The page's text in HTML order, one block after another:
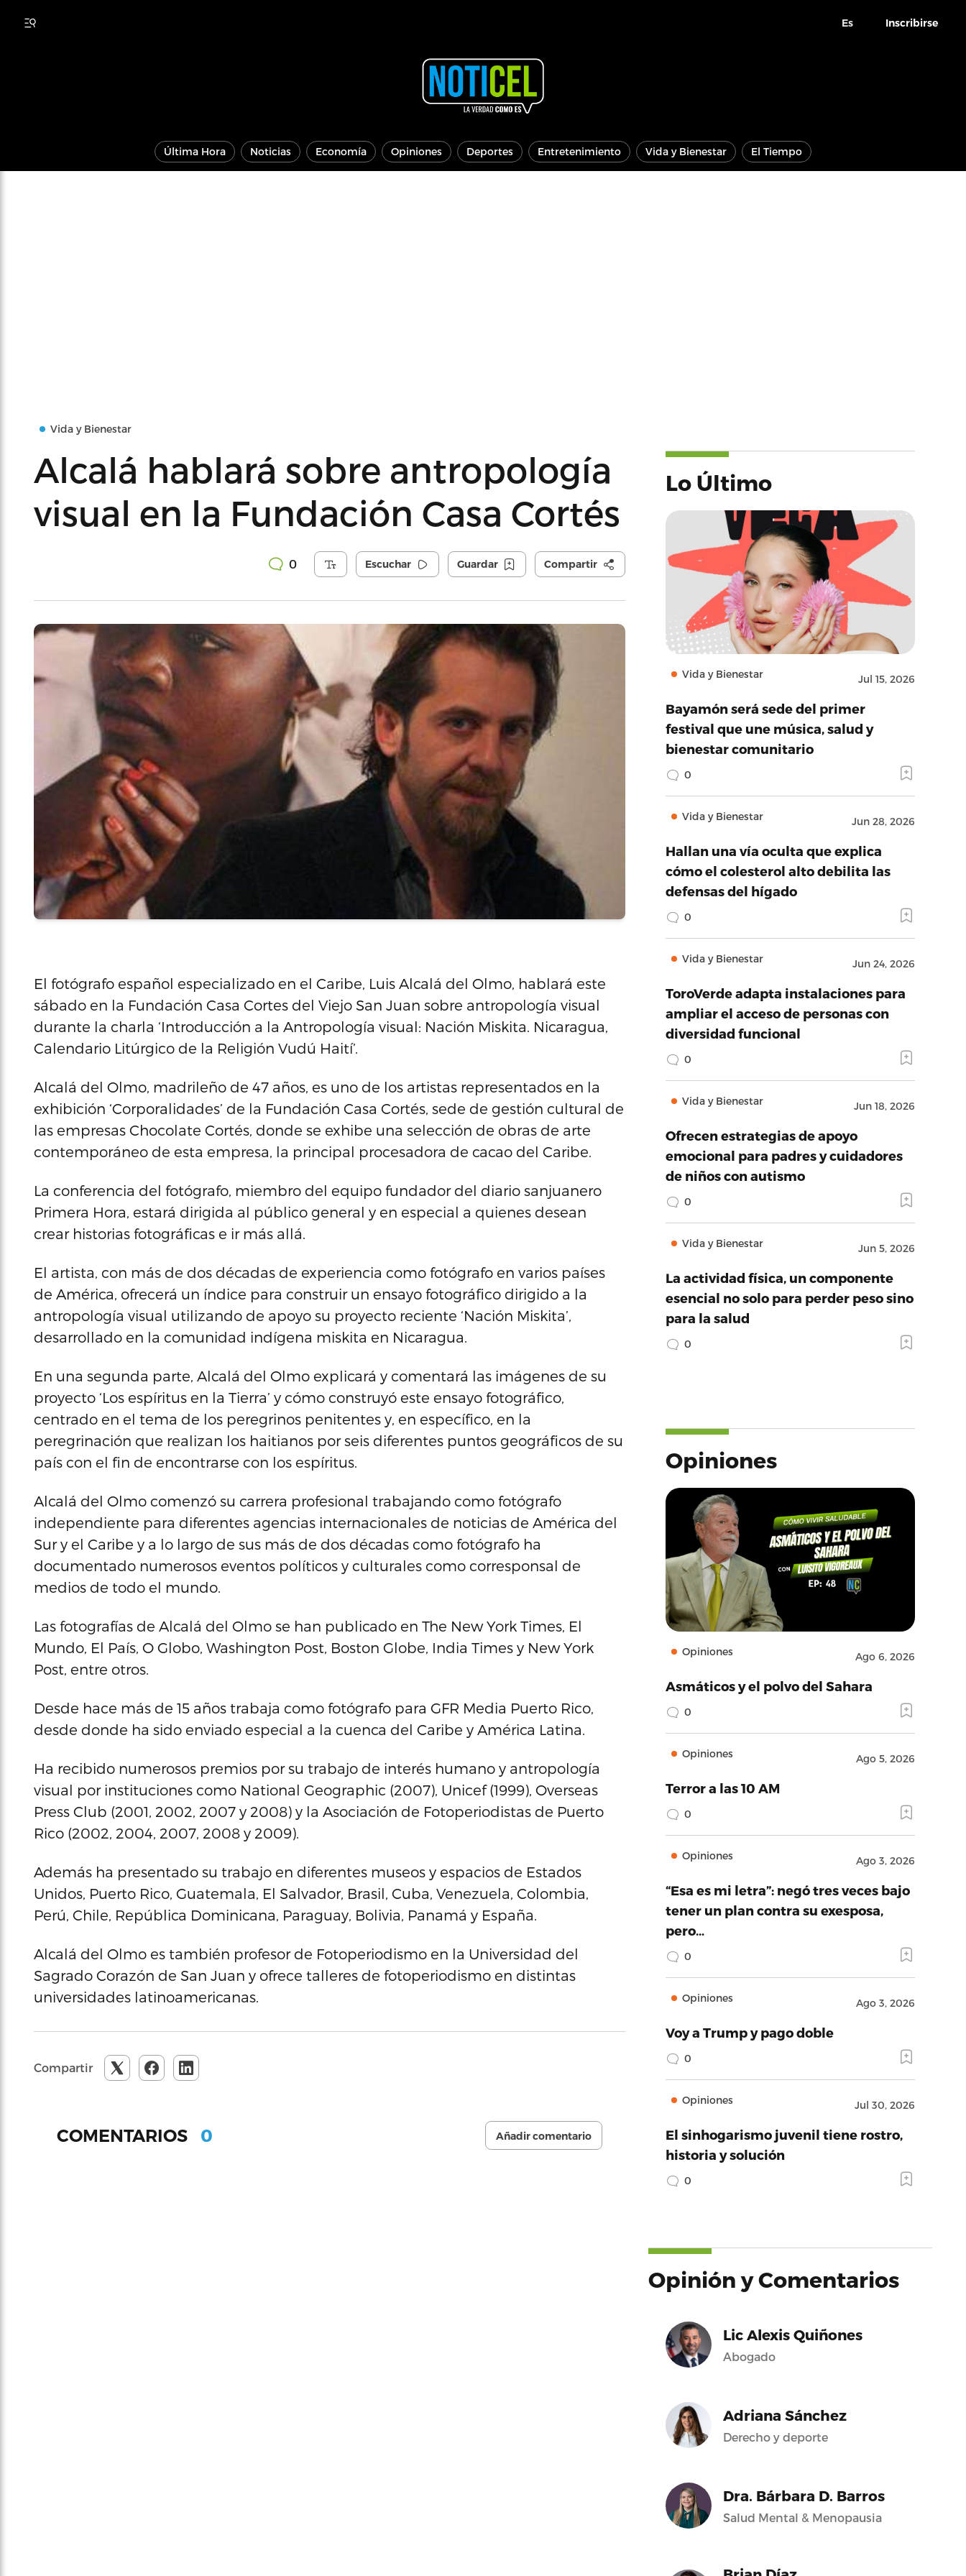
Es Inscribirse
Última Hora Noticias Economía Opiniones Deportes Entretenimiento Vida y Bienestar El Tiempo
Vida y Bienestar
Alcalá hablará sobre antropología
visual en la Fundación Casa Cortés
0 Escuchar Guardar Compartir
El fotógrafo español especializado en el Caribe, Luis Alcalá del Olmo, hablará este
sábado en la Fundación Casa Cortes del Viejo San Juan sobre antropología visual
durante la charla ‘Introducción a la Antropología visual: Nación Miskita. Nicaragua,
Calendario Litúrgico de la Religión Vudú Haití’.
Alcalá del Olmo, madrileño de 47 años, es uno de los artistas representados en la
exhibición ‘Corporalidades’ de la Fundación Casa Cortés, sede de gestión cultural de
las empresas Chocolate Cortés, donde se exhibe una selección de obras de arte
contemporáneo de esta empresa, la principal procesadora de cacao del Caribe.
La conferencia del fotógrafo, miembro del equipo fundador del diario sanjuanero
Primera Hora, estará dirigida al público general y en especial a quienes desean
crear historias fotográficas e ir más allá.
El artista, con más de dos décadas de experiencia como fotógrafo en varios países
de América, ofrecerá un índice para construir un ensayo fotográfico dirigido a la
antropología visual utilizando de apoyo su proyecto reciente ‘Nación Miskita’,
desarrollado en la comunidad indígena miskita en Nicaragua.
En una segunda parte, Alcalá del Olmo explicará y comentará las imágenes de su
proyecto ‘Los espíritus en la Tierra’ y cómo construyó este ensayo fotográfico,
centrado en el tema de los peregrinos penitentes y, en específico, en la
peregrinación que realizan los haitianos por seis diferentes puntos geográficos de su
país con el fin de encontrarse con los espíritus.
Alcalá del Olmo comenzó su carrera profesional trabajando como fotógrafo
independiente para diferentes agencias internacionales de noticias de América del
Sur y el Caribe y a lo largo de sus más de dos décadas como fotógrafo ha
documentado numerosos eventos políticos y culturales como corresponsal de
medios de todo el mundo.
Las fotografías de Alcalá del Olmo se han publicado en The New York Times, El
Mundo, El País, O Globo, Washington Post, Boston Globe, India Times y New York
Post, entre otros.
Desde hace más de 15 años trabaja como fotógrafo para GFR Media Puerto Rico,
desde donde ha sido enviado especial a la cuenca del Caribe y América Latina.
Ha recibido numerosos premios por su trabajo de interés humano y antropología
visual por instituciones como National Geographic (2007), Unicef (1999), Overseas
Press Club (2001, 2002, 2007 y 2008) y la Asociación de Fotoperiodistas de Puerto
Rico (2002, 2004, 2007, 2008 y 2009).
Además ha presentado su trabajo en diferentes museos y espacios de Estados
Unidos, Puerto Rico, Guatemala, El Salvador, Brasil, Cuba, Venezuela, Colombia,
Perú, Chile, República Dominicana, Paraguay, Bolivia, Panamá y España.
Alcalá del Olmo es también profesor de Fotoperiodismo en la Universidad del
Sagrado Corazón de San Juan y ofrece talleres de fotoperiodismo en distintas
universidades latinoamericanas.
Compartir
COMENTARIOS 0 Añadir comentario
Lo Último
Vida y Bienestar Jul 15, 2026
Bayamón será sede del primer
festival que une música, salud y
bienestar comunitario
0
Vida y Bienestar Jun 28, 2026
Hallan una vía oculta que explica
cómo el colesterol alto debilita las
defensas del hígado
0
Vida y Bienestar Jun 24, 2026
ToroVerde adapta instalaciones para
ampliar el acceso de personas con
diversidad funcional
0
Vida y Bienestar Jun 18, 2026
Ofrecen estrategias de apoyo
emocional para padres y cuidadores
de niños con autismo
0
Vida y Bienestar Jun 5, 2026
La actividad física, un componente
esencial no solo para perder peso sino
para la salud
0
Opiniones
Opiniones Ago 6, 2026
Asmáticos y el polvo del Sahara
0
Opiniones Ago 5, 2026
Terror a las 10 AM
0
Opiniones Ago 3, 2026
“Esa es mi letra”: negó tres veces bajo
tener un plan contra su exesposa,
pero…
0
Opiniones Ago 3, 2026
Voy a Trump y pago doble
0
Opiniones Jul 30, 2026
El sinhogarismo juvenil tiene rostro,
historia y solución
0
Opinión y Comentarios
Lic Alexis Quiñones
Abogado
Adriana Sánchez
Derecho y deporte
Dra. Bárbara D. Barros
Salud Mental & Menopausia